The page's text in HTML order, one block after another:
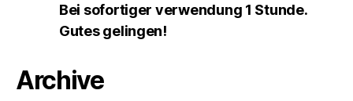
Bei sofortiger verwendung 1 Stunde.
Gutes gelingen!
Archive